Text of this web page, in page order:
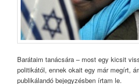
Barátaim tanácsára – most egy kicsit
politikától, ennek okait egy már megírt,
publikálandó bejegyzésben írtam le.